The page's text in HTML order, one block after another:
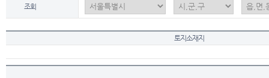
조회
토지소재지